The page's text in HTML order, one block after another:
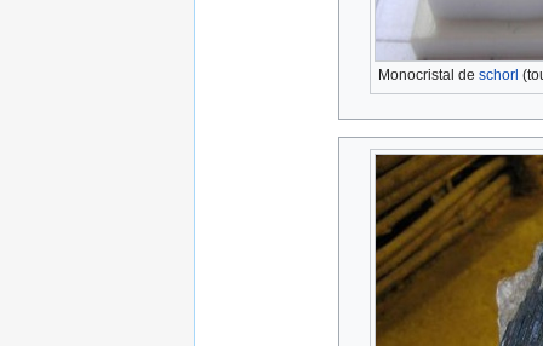
Monocristal deschorl